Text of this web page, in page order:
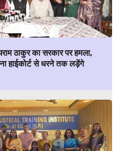
ठाकुर का सरकार पर हमला,
हाईकोर्ट से धरने तक लड़ेंगे